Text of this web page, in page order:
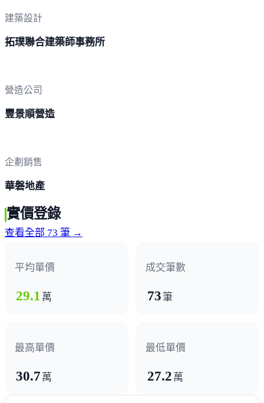
建築設計
拓璞聯合建築師事務所
營造公司
豐景順營造
企劃銷售
華磐地產
實價登錄
查看全部 73 筆 →
平均單價
29.1 萬
成交筆數
73筆
最高單價
30.7 萬
最低單價
27.2 萬